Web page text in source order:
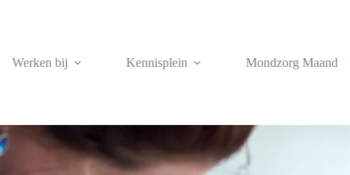
Werken bij Kennisplein Mondzorg Maand